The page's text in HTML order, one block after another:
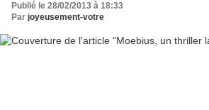
Publié le 28/02/2013 à 18:33
Par joyeusement-votre